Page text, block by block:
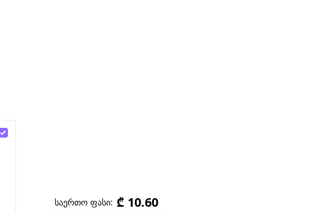
საერთო ფასი: ₾ 10.60